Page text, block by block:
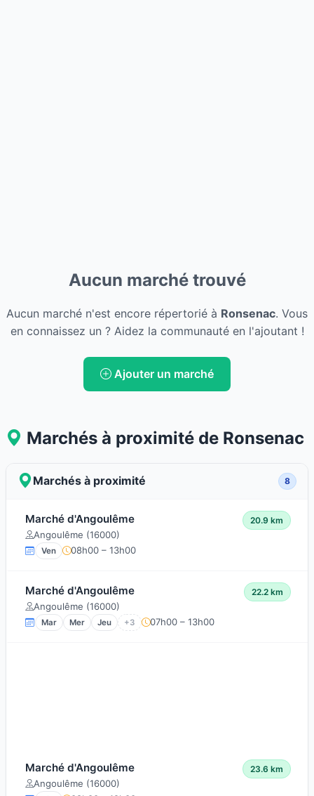
Aucun marché trouvé
Aucun marché n'est encore répertorié à Ronsenac. Vous
en connaissez un ? Aidez la communauté en l'ajoutant !
Ajouter un marché
Marchés à proximité de Ronsenac
Marchés à proximité 8
Marché d'Angoulême
Angoulême (16000)
20.9 km
Ven 08h00 – 13h00
Marché d'Angoulême
Angoulême (16000)
22.2 km
Mar Mer Jeu +3 07h00 – 13h00
Marché d'Angoulême
Angoulême (16000)
23.6 km